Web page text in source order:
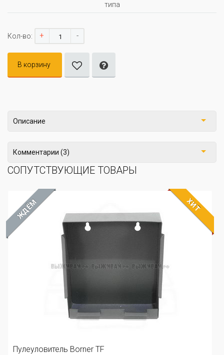
типа
Кол-во: + -
В корзину
Описание
Комментарии (3)
СОПУТСТВУЮЩИЕ ТОВАРЫ
ЖДЁМ ХИТ
Пулеуловитель Borner TF